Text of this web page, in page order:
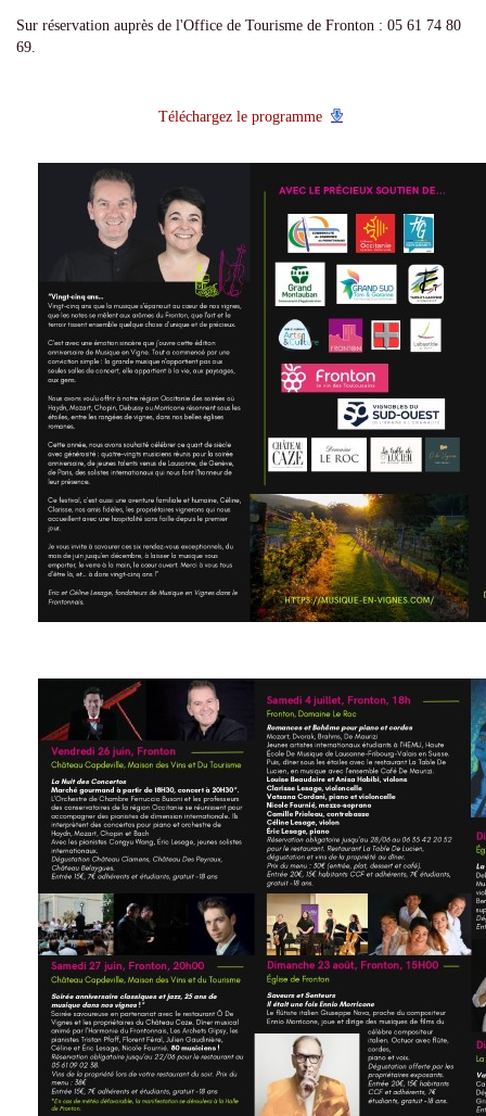
Sur réservation auprès de l'Office de Tourisme de Fronton : 05 61 74 80
69.
Téléchargez le programme